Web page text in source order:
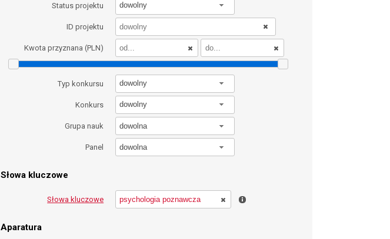
Status projektu dowolny
ID projektu
Kwota przyznana (PLN)
Typ konkursu dowolny
Konkurs dowolny
Grupa nauk dowolna
Panel dowolna
Słowa kluczowe
Słowa kluczowe
Aparatura